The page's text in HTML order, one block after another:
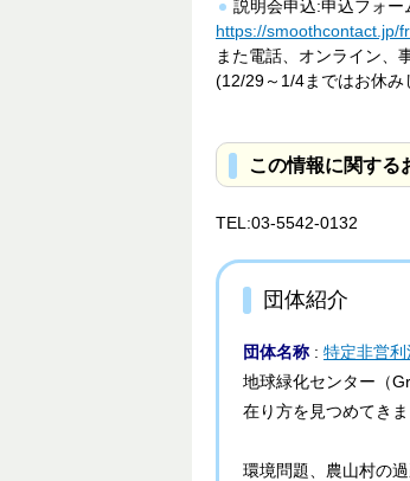
説明会申込:申込フォー
https://smoothcontact.jp/
また電話、オンライン、
(12/29～1/4まではお休み
この情報に関する
TEL:03-5542-0132
団体紹介
団体名称 : 特定非営
地球緑化センター（
在り方を見つめてきま
環境問題、農山村の